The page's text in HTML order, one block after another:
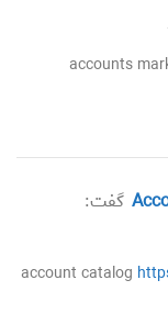
accounts
گفت:
account catalog